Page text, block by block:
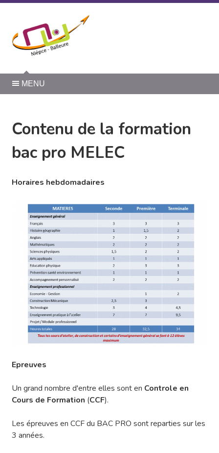
MENU
Contenu de la formation
bac pro MELEC
Horaires hebdomadaires
Epreuves
Un grand nombre d'entre elles sont en Controle en
Cours de Formation (CCF).
Les épreuves en CCF du BAC PRO sont reparties sur les
3 années.
Panneau de gestion des cookies